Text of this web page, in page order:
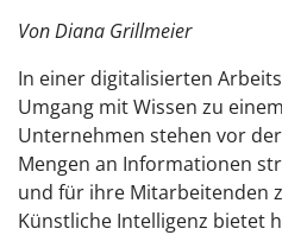
Von Diana Grillmeier
In einer digitalisierten
Umgang mit Wissen zu
Unternehmen stehen vor
Mengen an Informationen
und für ihre Mitarbeitenden
Künstliche Intelligenz bietet